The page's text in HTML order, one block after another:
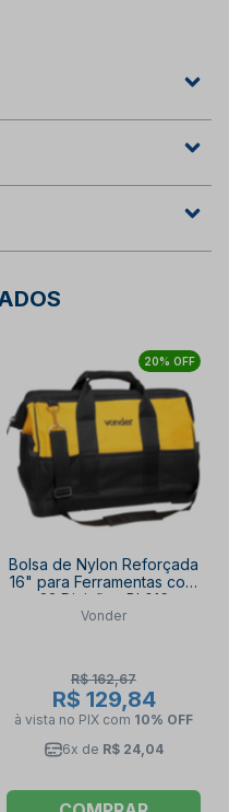
20% OFF
Bolsa de Nylon Reforçada
16" para Ferramentas com
22 Divisões BL016
VONDER
Vonder
R$ 162,67
R$ 129,84
à vista no PIX com 10% OFF
6x de R$ 24,04